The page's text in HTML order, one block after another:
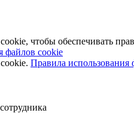
чтобы обеспечивать
файлов cookie
Правила использования